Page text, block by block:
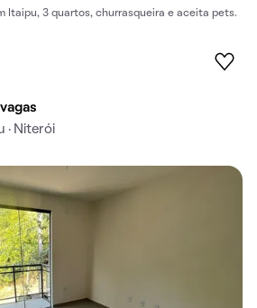
Itaipu, 3 quartos, churrasqueira e aceita pets.
· Niterói